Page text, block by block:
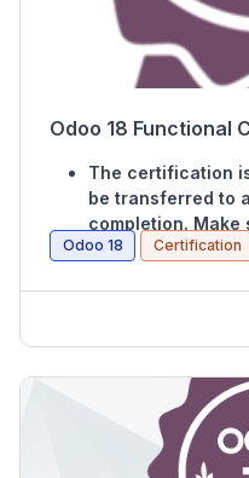
Odoo 18 Functional
The certification
be transferred to
completion.
the right user
Website,
Sales, Purchases,
Inventory, MRP,
You’ll have 1.5
questions exam.
You must score (at
Odoo 18 Certification